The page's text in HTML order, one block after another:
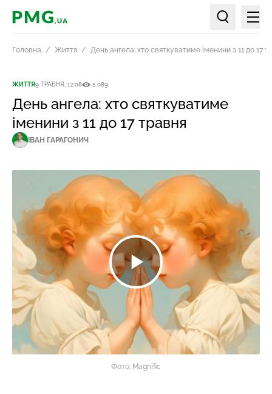
PMG.ua
Пошук по
Головна Життя День ангела: хто святкуватиме іменини з 11 до 17
ЖИТТЯ9 ТРАВНЯ, 12:08 5 089
День ангела: хто святкуватиме
іменини з 11 до 17 травня
ІВАН ГАРАГОНИЧ
Фото: Magnific